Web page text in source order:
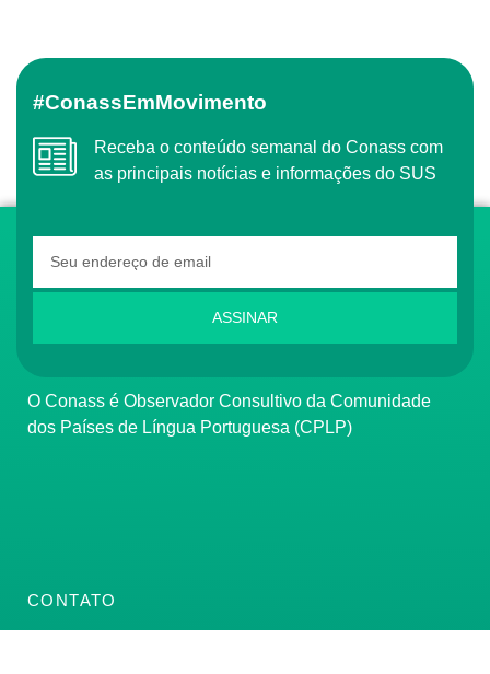
#ConassEmMovimento
Receba o conteúdo semanal do Conass com
as principais notícias e informações do SUS
ASSINAR
O Conass é Observador Consultivo da Comunidade
dos Países de Língua Portuguesa (CPLP)
CONTATO